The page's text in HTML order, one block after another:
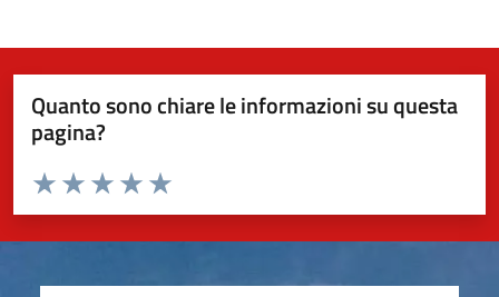
Quanto sono chiare le informazioni su questa
pagina?
Valuta da 1 a 5 stelle la pagina
Valuta 5 stelle su 5
Valuta 4 stelle su 5
Valuta 3 stelle su 5
Valuta 2 stelle su 5
Valuta 1 stelle su 5